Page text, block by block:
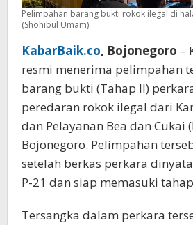
Pelimpahan barang bukti rokok ilegal di
(Shohibul Umam)
KabarBaik.co, Bojonegoro –
resmi menerima pelimpahan
barang bukti (Tahap II)
peredaran rokok ilegal dari
dan Pelayanan Bea dan Cukai
Bojonegoro. Pelimpahan
setelah berkas perkara
P-21 dan siap memasuki
Tersangka dalam perkara